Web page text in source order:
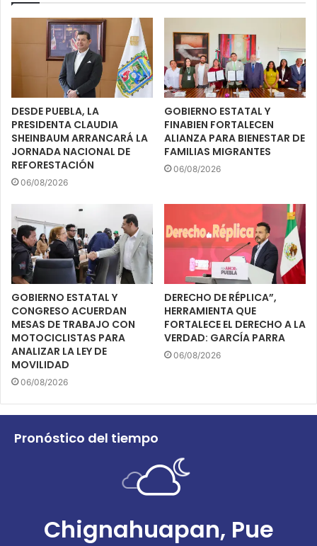
DESDE PUEBLA, LA
PRESIDENTA CLAUDIA
SHEINBAUM ARRANCARÁ LA
JORNADA NACIONAL DE
REFORESTACIÓN
06/08/2026
GOBIERNO ESTATAL Y
FINABIEN FORTALECEN
ALIANZA PARA BIENESTAR DE
FAMILIAS MIGRANTES
06/08/2026
GOBIERNO ESTATAL Y
CONGRESO ACUERDAN
MESAS DE TRABAJO CON
MOTOCICLISTAS PARA
ANALIZAR LA LEY DE
MOVILIDAD
06/08/2026
DERECHO DE RÉPLICA”,
HERRAMIENTA QUE
FORTALECE EL DERECHO A LA
VERDAD: GARCÍA PARRA
06/08/2026
Pronóstico del tiempo
Chignahuapan, Pue